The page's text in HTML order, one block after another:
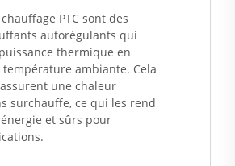
PTC sont des
autorégulants qui
thermique en
ambiante. Cela
une chaleur
surchauffe, ce qui les rend
et sûrs pour